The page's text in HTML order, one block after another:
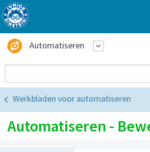
Automatiseren
Werkbladen voor automatiseren
Automatiseren -